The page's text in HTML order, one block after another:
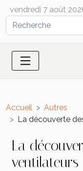
vendredi 7 août
Accueil
Autres
La découverte
La
ventilateurs